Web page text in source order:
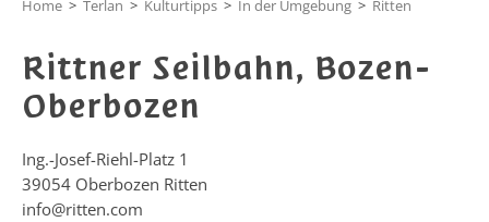
Home > Terlan > Kulturtipps > In der Umgebung > Ritten
Rittner Seilbahn, Bozen-
Oberbozen
Ing.-Josef-Riehl-Platz 1
39054 Oberbozen Ritten
info@ritten.com